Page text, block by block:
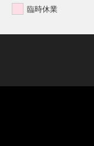
臨時休業